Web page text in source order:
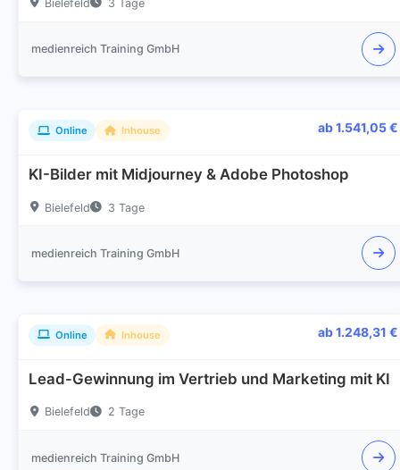
Bielefeld 3 Tage
medienreich Training GmbH
Online Inhouse ab 1.541,05 €
KI-Bilder mit Midjourney & Adobe Photoshop
Bielefeld 3 Tage
medienreich Training GmbH
Online Inhouse ab 1.248,31 €
Lead-Gewinnung im Vertrieb und Marketing mit KI
Bielefeld 2 Tage
medienreich Training GmbH